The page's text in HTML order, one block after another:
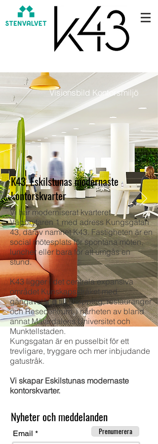
Visionsbild Kontorsmiljö
K43, Eskilstunas modernaste
kontorskvarter
Vi har moderniserat kvarteret
Vägbrytaren 1 med adress Kungsgatan
43, därav namnet K43. Fastigheten är en
social mötesplats för spontana möten,
luncher eller bara för att umgås en
stund.
K43 ligger i det centrala expansiva
området Kunskapsstråket med
gångavstånd till shopping, restauranger
och Resecentrum, i närheten av bland
annat Mälardalens Universitet och
Munktellstaden.
Kungsgatan är en pusselbit för ett
trevligare, tryggare och mer inbjudande
gatustråk.
Vi skapar Eskilstunas modernaste
kontorskvarter.
Nyheter och meddelanden
Email Prenumerera